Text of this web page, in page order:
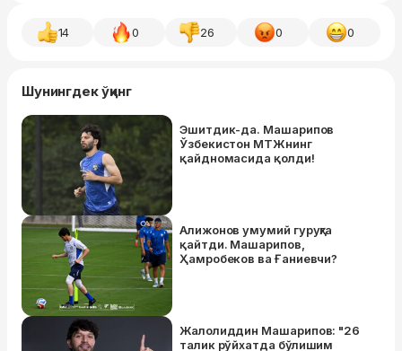
14 0 26 0 0
Шунингдек ўқинг
Эшитдик-да. Машарипов
Ўзбекистон МТЖнинг
қайдномасида қолди!
Алижонов умумий гуруҳга
қайтди. Машарипов,
Ҳамробеков ва Ғаниевчи?
Жалолиддин Машарипов: "26
талик рўйхатда бўлишим